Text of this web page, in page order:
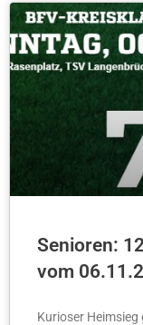
Senioren:
vom
Kurioser